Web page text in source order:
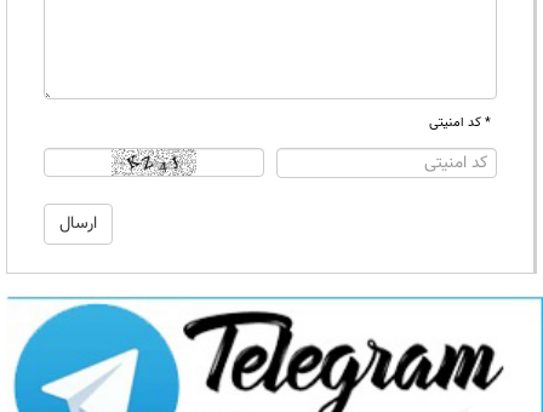
* کد امنیتی